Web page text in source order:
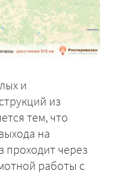
и
из
тем, что
на
проходит через
работы с